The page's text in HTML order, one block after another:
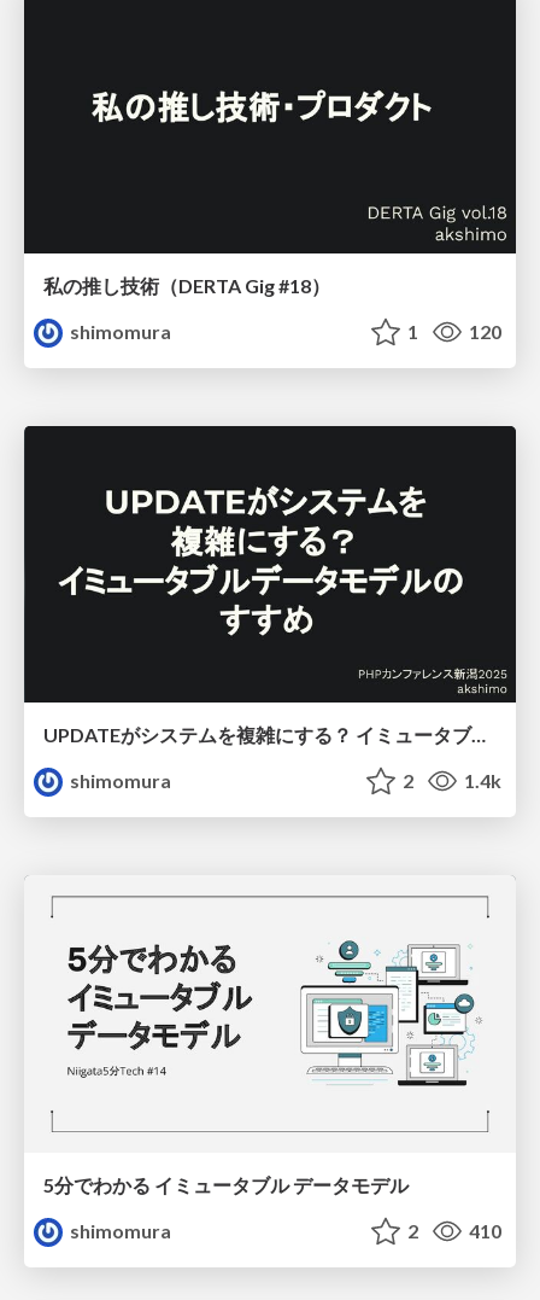
私の推し技術（DERTA Gig #18）
shimomura
1 120
UPDATEがシステムを複雑にする？ イミュータブルデータモデルのすすめ
shimomura
2 1.4k
5分でわかる イミュータブル データモデル
shimomura
2 410